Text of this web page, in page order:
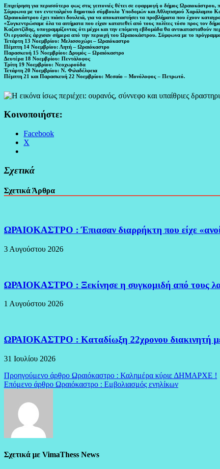
Επιχείρηση για περισσότερο φως στις γειτονιές θέτει σε εφαρμογή ο δήμος
Σύμφωνα με τον εντεταλμένο δημοτικό σύμβουλο Υποδομών και Αθλητισμού Χαράλαμπο
Ωραιοκάστρου έχει πιάσει δουλειά, για να αποκαταστήσει τα προβλήματα που έχουν
«Συγκεντρώσαμε όλα τα αιτήματα που είχαν κατατεθεί από τους πολίτες τόσο προς τον
Καζαντζίδης, υπογραμμίζοντας ότι μέχρι και την επόμενη εβδομάδα θα αντικατασταθούν
Οι εργασίες άρχισαν σήμερα από την περιοχή του Ωραιοκάστρου. Σύμφωνα με το πρόγραμμα
Τετάρτη 13 Νοεμβρίου: Μελισσοχώρι – Ωραιόκαστρο
Πέμπτη 14 Νοεμβρίου: Λητή – Ωραιόκαστρο
Παρασκευή 15 Νοεμβρίου: Δρυμός – Ωραιόκαστρο
Δευτέρα 18 Νοεμβρίου: Πεντάλοφος
Τρίτη 19 Νοεμβρίου: Νεοχωρούδα
Τετάρτη 20 Νοεμβρίου: Ν. Φιλαδέλφεια
Πέμπτη 21 και Παρασκευή 22 Νοεμβρίου: Μεσαίο – Μονόλοφος – Πετρωτό.
Κοινοποιήστε:
Facebook
X
Σχετικά
Σχετικά Άρθρα
ΩΡΑΙΟΚΑΣΤΡΟ : Έπιασαν διαρρήκτη που είχε
3 Αυγούστου 2026
ΩΡΑΙΟΚΑΣΤΡΟ : Ξεκίνησε η συγκομιδή από τους
1 Αυγούστου 2026
ΩΡΑΙΟΚΑΣΤΡΟ : Καταδίωξη 22χρονου διακινητή
31 Ιουλίου 2026
Πλοήγηση
άρθρων
Προηγούμενο άρθρο Ωραιόκαστρο : Καλημέρα κύριε ΔΗΜΑΡΧΕ !
Επόμενο άρθρο Ωραιόκαστρο : Εμβολιασμός ενηλίκων
Σχετικά με VimaThess News